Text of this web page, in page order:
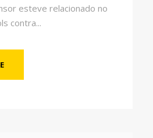
esteve relacionado no
contra...